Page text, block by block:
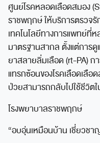
ฮอทไลน์
043-333555
ศูนย์โรคหลอดเลือดสมอง
ราชพฤกษ์ ให้บริการตรวจ
เทคโนโลยีทางการแพทย์
มาตรฐานสากล ตั้งแต่การดู
ยาสลายลิ่มเลือด (rt-PA) ก
แทรกซ้อนของโรคเลือดเลื
ป่วยสามารถกลับไปใช้ชีวิต
โรงพยาบาลราชพฤกษ์
“อบอุ่นเหมือนบ้าน เชี่ยวช